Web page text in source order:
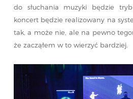
do słuchania muzyki będzie
koncert będzie realizowany na
tak, a może nie, ale na pewno
że zacząłem w to wierzyć bardziej.